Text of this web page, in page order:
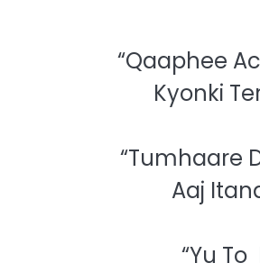
“Qaaphee
Kyonki
“Tumhaare
Aaj
“Yu